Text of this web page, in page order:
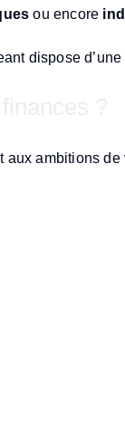
ou encore
dispose
aux ambitions de